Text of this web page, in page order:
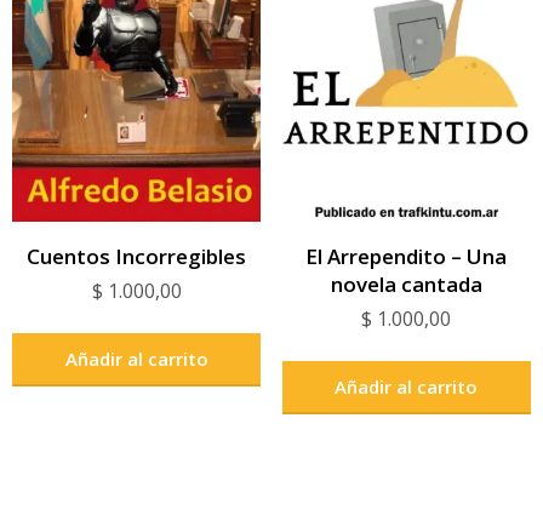
Cuentos Incorregibles
$ 1.000,00
Añadir al carrito
El Arrependito – Una
novela cantada
$ 1.000,00
Añadir al carrito